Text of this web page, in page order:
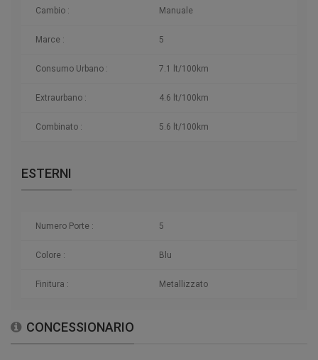
Cambio : Manuale
Marce : 5
Consumo Urbano : 7.1 lt/100km
Extraurbano : 4.6 lt/100km
Combinato : 5.6 lt/100km
ESTERNI
Numero Porte : 5
Colore : Blu
Finitura : Metallizzato
CONCESSIONARIO